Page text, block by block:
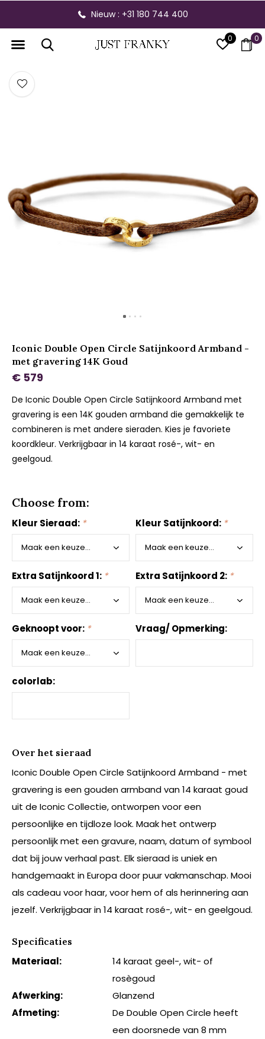
0 0
Nieuw : +31 180 744 400
Iconic Double Open Circle Satijnkoord Armband -
met gravering 14K Goud
€ 579
De Iconic Double Open Circle Satijnkoord Armband met
gravering is een 14K gouden armband die gemakkelijk te
combineren is met andere sieraden. Kies je favoriete
koordkleur. Verkrijgbaar in 14 karaat rosé-, wit- en
geelgoud.
Choose from:
Kleur Sieraad: * Kleur Satijnkoord: *
Extra Satijnkoord 1: * Extra Satijnkoord 2: *
Geknoopt voor: * Vraag/ Opmerking:
colorlab:
Over het sieraad
Iconic Double Open Circle Satijnkoord Armband - met
gravering is een gouden armband van 14 karaat goud
uit de Iconic Collectie, ontworpen voor een
persoonlijke en tijdloze look. Maak het ontwerp
persoonlijk met een gravure, naam, datum of symbool
dat bij jouw verhaal past. Elk sieraad is uniek en
handgemaakt in Europa door puur vakmanschap. Mooi
als cadeau voor haar, voor hem of als herinnering aan
jezelf. Verkrijgbaar in 14 karaat rosé-, wit- en geelgoud.
Specificaties
Materiaal:
14 karaat geel-, wit- of
rosègoud
Afwerking:
Glanzend
Afmeting:
De Double Open Circle heeft
een doorsnede van 8 mm